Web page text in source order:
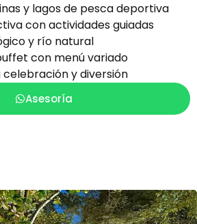
y lagos de pesca deportiva
con actividades guiadas
y río natural
con menú variado
celebración y diversión
Asesoría